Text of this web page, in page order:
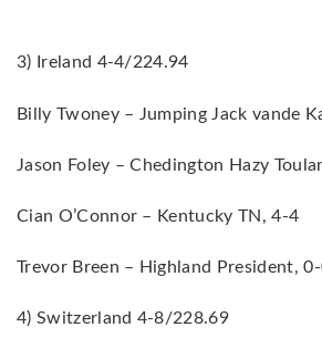
3) Ireland 4-4/224.94
Billy Twoney – Jumping Jack vande
Jason Foley – Chedington Hazy
Cian O’Connor – Kentucky TN, 4-4
Trevor Breen – Highland President,
4) Switzerland 4-8/228.69